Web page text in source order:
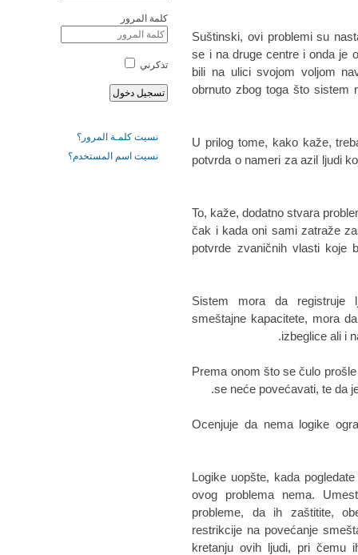
"Suštinski, ovi problemi su
se i na druge centre i onda je
bili na ulici svojom voljom
obrnuto zbog toga što sistem
U prilog tome, kako kaže,
potvrda o nameri za azil ljudi
To, kaže, dodatno stvara
čak i kada oni sami zatraže
potvrde zvaničnih vlasti koje
"Sistem mora da registruje
smeštajne kapacitete, mora
izbeglice ali i
Prema onom što se čulo
se neće povećavati, te da
Ocenjuje da nema logike
"Logike uopšte, kada
ovog problema nema.
probleme, da ih zaštitite,
restrikcije na povećanje
kretanju ovih ljudi, pri čemu
كلمة المرور
تذكرني
نسيت كلمـة المرور؟
نسيت اسم المستخدم؟